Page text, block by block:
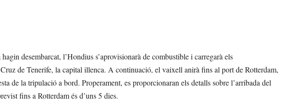
desembarcat, l’Hondius s’aprovisionarà de combustible i carregarà els
de Tenerife, la capital illenca. A continuació, el vaixell anirà fins al port de Rotterdam,
de la tripulació a bord. Properament, es proporcionaran els detalls sobre l’arribada del
fins a Rotterdam és d’uns 5 dies.